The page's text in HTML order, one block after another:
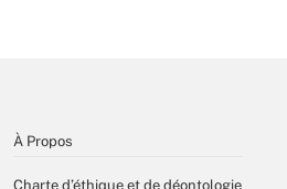
À Propos
Charte d’éthique et de déontologie